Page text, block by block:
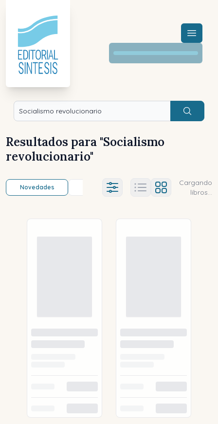
Menú
Buscar
Resultados para "Socialismo
revolucionario"
Novedades Título (a-z) Título (z-a)
Ajustes abierto
Cargando
libros...